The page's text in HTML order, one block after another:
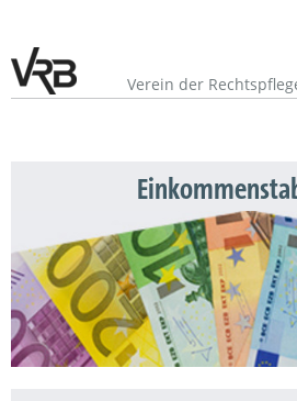
Verein der